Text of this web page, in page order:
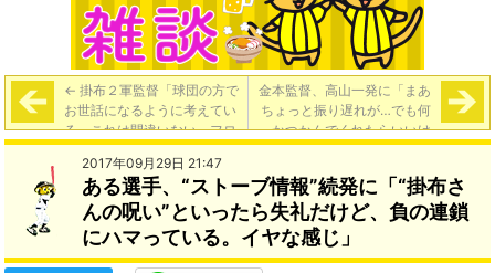
← 掛布２軍監督「球団の方で
お世話になるように考えてい
る。これは間違いない。フロ
ントサイドから見える野球は
非常に興味がある」
金本監督、高山一発に「まあ
ちょっと振り遅れが…でも何
かつかんでくれたらいいけ
ど。きっかけになるのであれ
2017年09月29日 21:47
ある選手、“ストーブ情報”続発に「“掛布さ
んの呪い”といったら失礼だけど、負の連鎖
にハマっている。イヤな感じ」